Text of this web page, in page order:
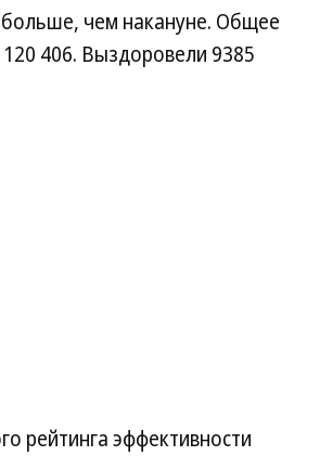
больше, чем накануне. Общее
406. Выздоровели 9385
рейтинга эффективности